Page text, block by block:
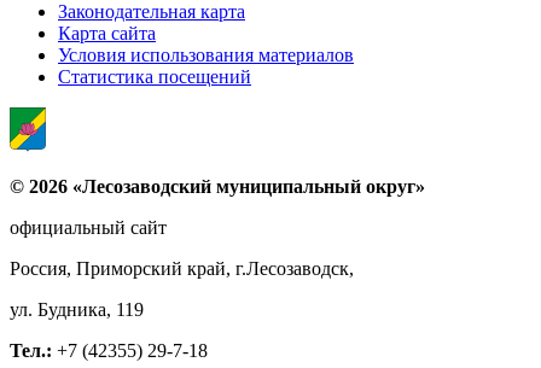
Законодательная карта
Карта сайта
Условия использования материалов
Статистика посещений
© 2026 «Лесозаводский муниципальный округ»
официальный сайт
Россия, Приморский край, г.Лесозаводск,
ул. Будника, 119
Тел.: +7 (42355) 29-7-18